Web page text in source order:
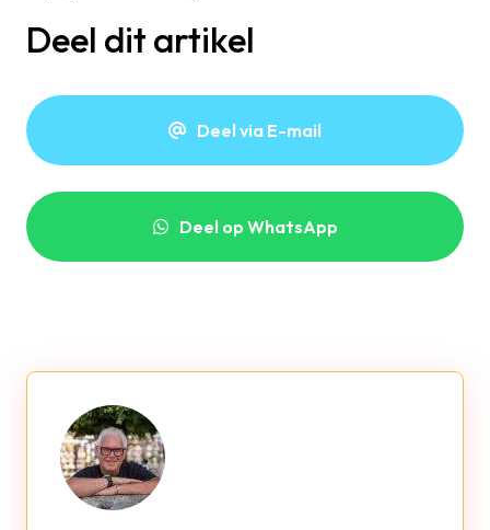
Deel dit artikel
Deel via E-mail
Deel op WhatsApp